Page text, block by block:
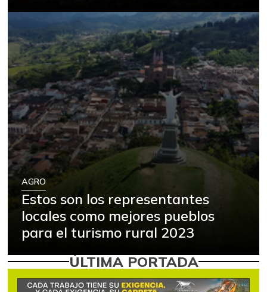
AGRO
Estos son los representantes
locales como mejores pueblos
para el turismo rural 2023
ÚLTIMA PORTADA